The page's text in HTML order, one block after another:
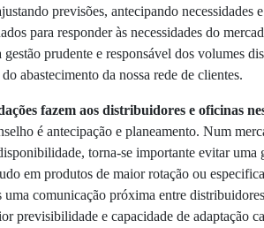
previsões, antecipando necessidades
para responder às necessidades do
gestão prudente e responsável dos volumes
abastecimento da nossa rede de clientes.
fazem aos distribuidores e oficinas
é antecipação e planeamento. Num
torna-se importante evitar uma
em produtos de maior rotação ou
uma comunicação próxima entre
previsibilidade e capacidade de adaptação